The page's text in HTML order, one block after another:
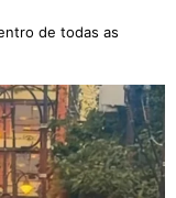
de todas as